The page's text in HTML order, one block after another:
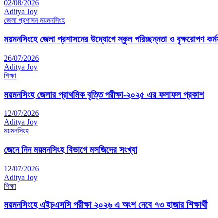
02/08/2026
Aditya Joy
জেলা প্রশাসন ময়মনসিংহ
ময়মনসিংহে জেলা প্রশাসনের উদ্যোগে স্কুল পরিচ্ছন্নতা ও বৃক্ষরোপণ
26/07/2026
Aditya Joy
শিক্ষা
ময়মনসিংহ জেলার প্রাথমিক বৃত্তি পরীক্ষা-২০২৫ এর ফলাফল প্রকাশ
12/07/2026
Aditya Joy
ময়মনসিংহ
জেনে নিন ময়মনসিংহ বিভাগে মসজিদের সংখ্যা
12/07/2026
Aditya Joy
শিক্ষা
ময়মনসিংহে এইচএসসি পরীক্ষা ২০২৬ এ অংশ নেবে ৭৩ হাজার শিক্ষার্থী